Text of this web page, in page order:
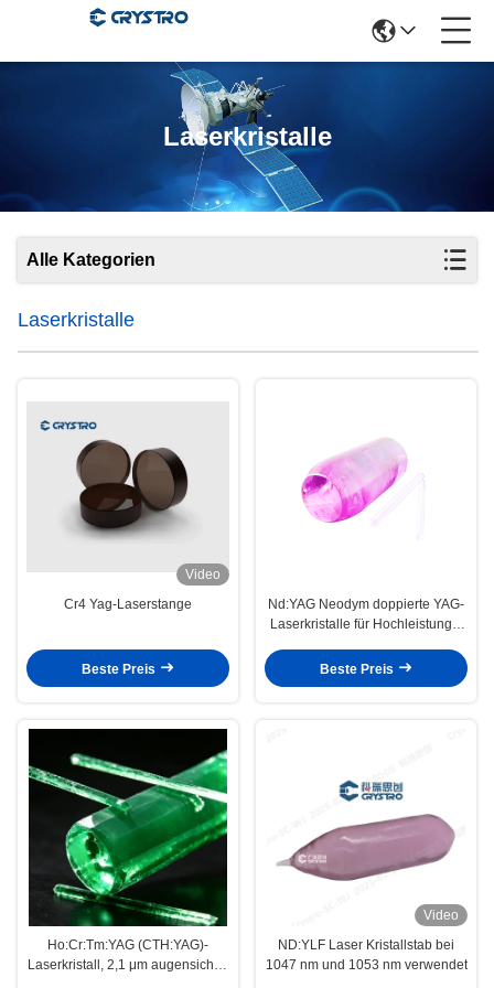
Laserkristalle
Alle Kategorien
Laserkristalle
Video
Cr4 Yag-Laserstange
Beste Preis
Nd:YAG Neodym doppierte YAG-
Laserkristalle für Hochleistungs-
Beste Preis
Ho:Cr:Tm:YAG (CTH:YAG)-
Laserkristall, 2,1 μm augensicher,
Video
ND:YLF Laser Kristallstab bei
1047 nm und 1053 nm verwendet